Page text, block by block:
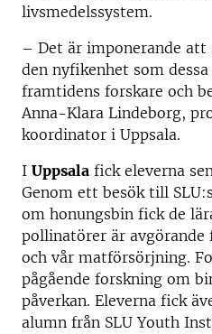
livsmedelssystem.
– Det är imponerande att
den nyfikenhet som
framtidens forskare och
Anna-Klara Lindeborg,
koordinator i Uppsala.
I Uppsala fick eleverna
Genom ett besök till
om honungsbin fick de
pollinatörer är avgörande
och vår matförsörjning.
pågående forskning om
påverkan. Eleverna fick
alumn från SLU Youth